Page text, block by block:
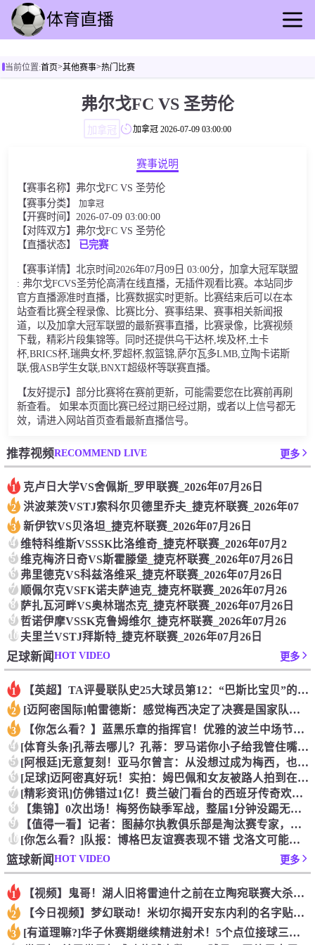
足球直播
其他赛事
当前位置:首页>其他赛事>热门比赛
弗尔戈FC VS 圣劳伦
加拿冠 加拿冠 2026-07-09 03:00:00
赛事说明
【赛事名称】弗尔戈FC VS 圣劳伦
【赛事分类】 加拿冠
【开赛时间】2026-07-09 03:00:00
【对阵双方】弗尔戈FC VS 圣劳伦
【直播状态】
已完赛
【赛事详情】北京时间2026年07月09日 03:00分，加拿大冠军联盟
: 弗尔戈FCVS圣劳伦高清在线直播，无插件观看比赛。本站同步
官方直播源准时直播，比赛数据实时更新。比赛结束后可以在本
站查看比赛全程录像、比赛比分、赛事结果、赛事相关新闻报
道，以及加拿大冠军联盟的最新赛事直播，比赛录像，比赛视频
下载，精彩片段集锦等。同时还提供乌干达杯,埃及杯,土卡
杯,BRICS杯,瑞典女杯,罗超杯,叙篮锦,萨尔瓦多LMB,立陶卡诺斯
联,俄ASB学生女联,BNXT超级杯等联赛直播。
【友好提示】部分比赛将在赛前更新，可能需要您在比赛前再刷
新查看。 如果本页面比赛已经过期已经过期，或者以上信号都无
效，请进入网站首页查看最新直播信号。
推荐视频RECOMMEND LIVE 更多
1 克卢日大学VS舍佩斯_罗甲联赛_2026年07月26日
2 洪波莱茨VSTJ索科尔贝德里乔夫_捷克杯联赛_2026年07
3 新伊钦VS贝洛坦_捷克杯联赛_2026年07月26日
4 维特科维斯VSSSK比洛维奇_捷克杯联赛_2026年07月2
5 维克梅济日奇VS斯霍滕堡_捷克杯联赛_2026年07月26日
6 弗里德克VS科兹洛维采_捷克杯联赛_2026年07月26日
7 顺佩尔克VSFK诺夫萨迪克_捷克杯联赛_2026年07月26
8 萨扎瓦河畔VS奥林瑞杰克_捷克杯联赛_2026年07月26日
9 哲诺伊摩VSSK克鲁姆维尔_捷克杯联赛_2026年07月26
10 夫里兰VSTJ拜斯特_捷克杯联赛_2026年07月26日
足球新闻HOT VIDEO 更多
1 【英超】TA评曼联队史25大球员第12：“巴斯比宝贝”的绝佳
2 [迈阿密国际]帕雷德斯：感觉梅西决定了决赛是国家队最后一战，
3 【你怎么看？】蓝黑乐章的指挥官！优雅的波兰中场节拍器！
4 [体育头条]孔蒂去哪儿？孔蒂：罗马诺你小子给我管住嘴哈！
5 [阿根廷]无意复刻！亚马尔曾言：从没想过成为梅西，也不会穿他
6 [足球]迈阿密真好玩！实拍：姆巴佩和女友被路人拍到在夜店狂欢
7 [精彩资讯]仿佛错过1亿！费兰破门看台的西班牙传奇欢呼，拉莫
8 【集锦】0次出场！梅努伤缺季军战，整届1分钟没踢无缘世界杯首
9 【值得一看】记者：图赫尔执教俱乐部是淘汰赛专家，但在真正压力
10 [你怎么看？]队报：博格巴友谊赛表现不错 戈洛文可能加盟沙特
篮球新闻HOT VIDEO 更多
1 【视频】鬼哥！湖人旧将雷迪什之前在立陶宛联赛大杀四方
2 【今日视频】梦幻联动！米切尔揭开安东内利的名字贴纸！
3 [有道理嘛?]华子休赛期继续精进射术！5个点位接球三分全部命